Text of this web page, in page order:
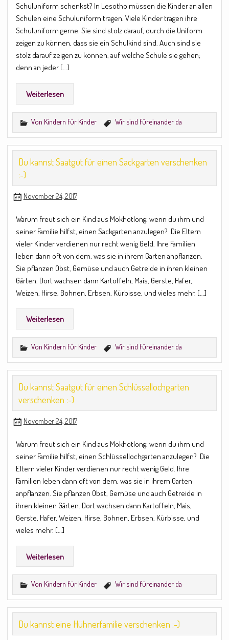
Schuluniform schenkst? In Lesotho müssen die Kinder an allen
Schulen eine Schuluniform tragen. Viele Kinder tragen ihre
Schuluniform gerne. Sie sind stolz darauf, durch die Uniform
zeigen zu können, dass sie ein Schulkind sind. Auch sind sie
stolz darauf zeigen zu können, auf welche Schule sie gehen;
denn an jeder […]
Weiterlesen
Von Kindern für Kinder Wir sind füreinander da
Du kannst Saatgut für einen Sackgarten verschenken
:-)
November 24, 2017
Warum freut sich ein Kind aus Mokhotlong, wenn du ihm und
seiner Familie hilfst, einen Sackgarten anzulegen? Die Eltern
vieler Kinder verdienen nur recht wenig Geld. Ihre Familien
leben dann oft von dem, was sie in ihrem Garten anpflanzen.
Sie pflanzen Obst, Gemüse und auch Getreide in ihren kleinen
Gärten. Dort wachsen dann Kartoffeln, Mais, Gerste, Hafer,
Weizen, Hirse, Bohnen, Erbsen, Kürbisse, und vieles mehr. […]
Weiterlesen
Von Kindern für Kinder Wir sind füreinander da
Du kannst Saatgut für einen Schlüssellochgarten
verschenken :-)
November 24, 2017
Warum freut sich ein Kind aus Mokhotlong, wenn du ihm und
seiner Familie hilfst, einen Schlüssellochgarten anzulegen? Die
Eltern vieler Kinder verdienen nur recht wenig Geld. Ihre
Familien leben dann oft von dem, was sie in ihrem Garten
anpflanzen. Sie pflanzen Obst, Gemüse und auch Getreide in
ihren kleinen Gärten. Dort wachsen dann Kartoffeln, Mais,
Gerste, Hafer, Weizen, Hirse, Bohnen, Erbsen, Kürbisse, und
vieles mehr. […]
Weiterlesen
Von Kindern für Kinder Wir sind füreinander da
Du kannst eine Hühnerfamilie verschenken :-)